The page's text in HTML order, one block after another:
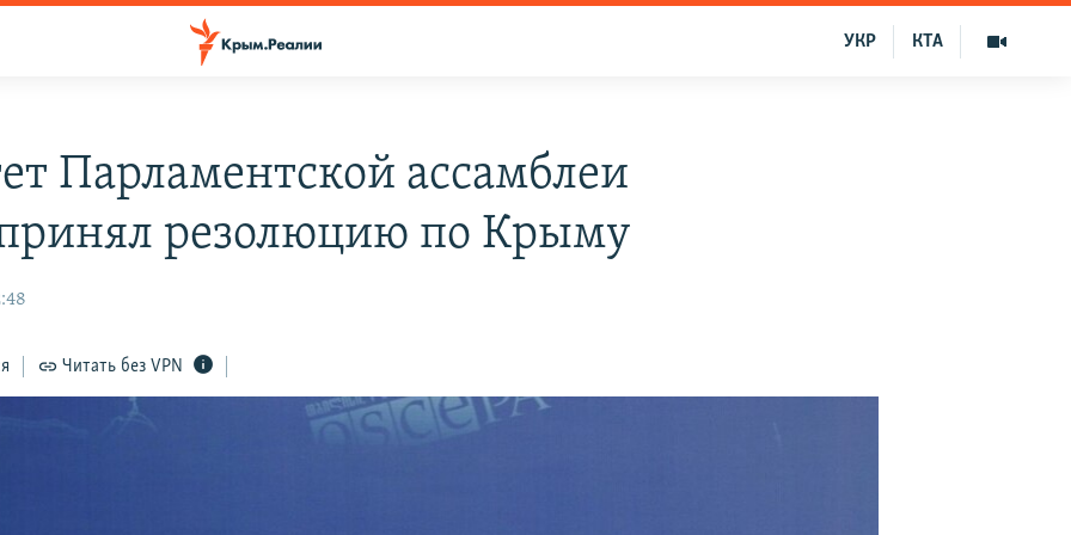
КТА
УКР
Парламентской ассамблеи
резолюцию по Крыму
Читать без VPN